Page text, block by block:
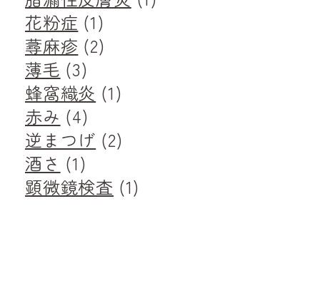
花粉症 (1)
蕁麻疹 (2)
薄毛 (3)
蜂窩織炎 (1)
赤み (4)
逆まつげ (2)
酒さ (1)
顕微鏡検査 (1)